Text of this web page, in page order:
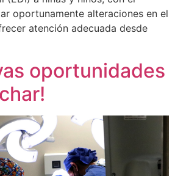
oportunamente alteraciones en el
atención adecuada desde
oportunidades